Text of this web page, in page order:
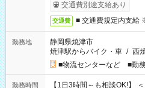
交通費別途支給あり
交通費 ■ 交通費規定内支給
勤務地
静岡県焼津市
焼津駅からバイク・車 / 西
■物流センターなど ■勤
勤務時間
【1日3時間～も相談OK!】 ＜シフト例＞ 9:00～12:00 10:00～